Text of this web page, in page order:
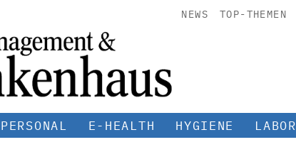
NEWS TOP-THEMEN
PERSONAL E-HEALTH HYGIENE LABOR